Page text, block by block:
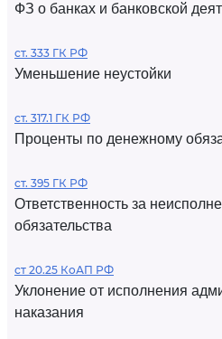
ФЗ о банках и банковской
ст. 333 ГК РФ
Уменьшение неустойки
ст. 317.1 ГК РФ
Проценты по денежному
ст. 395 ГК РФ
Ответственность за
обязательства
ст 20.25 КоАП РФ
Уклонение от исполнения
наказания